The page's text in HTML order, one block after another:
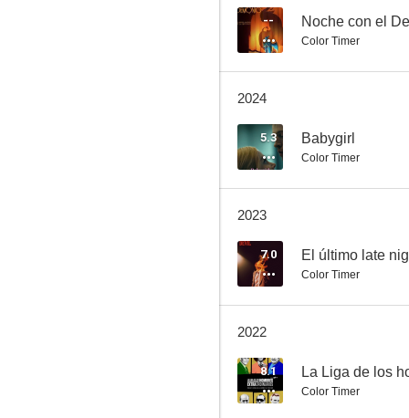
Star Trek
-- Noche con el
Color Timer
2024
5.3 Babygirl
Color Timer
2023
7.0 El último late
Color Timer
2022
8.1
Color Timer